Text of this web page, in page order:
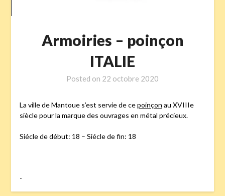
Armoiries – poinçon
ITALIE
Posted on 22 octobre 2020
La ville de Mantoue s’est servie de cepoinçon au XVIIIe
siècle pour la marque des ouvrages en métal précieux.
Siécle de début: 18 – Siécle de fin: 18
-